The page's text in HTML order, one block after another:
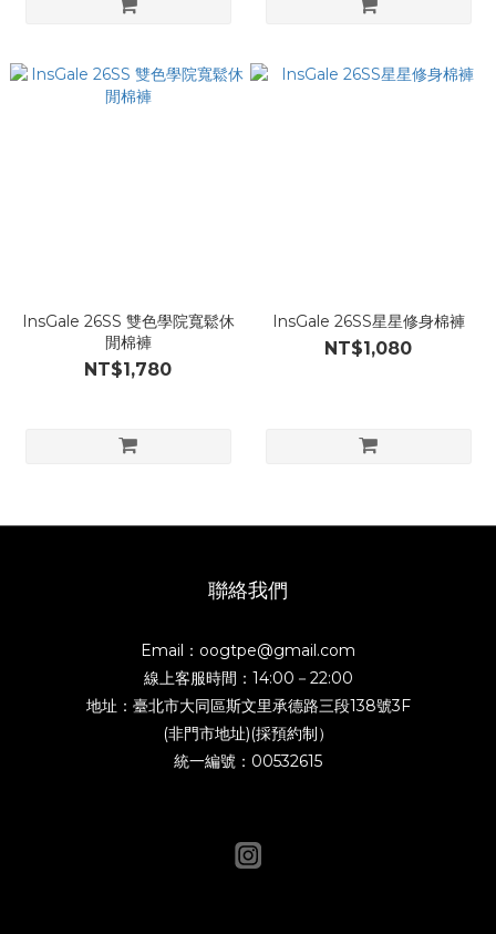
InsGale 26SS 雙色學院寬鬆休
閒棉褲
NT$1,780
InsGale 26SS星星修身棉褲
NT$1,080
聯絡我們
Email：oogtpe@gmail.com
線上客服時間：14:00－22:00
地址：臺北市大同區斯文里承德路三段138號3F
(非門市地址)(採預約制）
統一編號：00532615